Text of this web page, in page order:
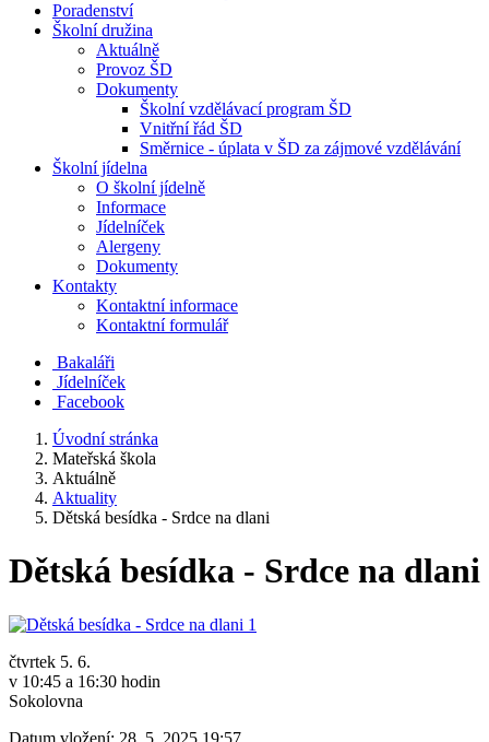
Poradenství
Školní družina
Aktuálně
Provoz ŠD
Dokumenty
Školní vzdělávací program ŠD
Vnitřní řád ŠD
Směrnice - úplata v ŠD za zájmové vzdělávání
Školní jídelna
O školní jídelně
Informace
Jídelníček
Alergeny
Dokumenty
Kontakty
Kontaktní informace
Kontaktní formulář
Bakaláři
Jídelníček
Facebook
Úvodní stránka
Mateřská škola
Aktuálně
Aktuality
Dětská besídka - Srdce na dlani
Dětská besídka - Srdce na dlani
čtvrtek 5. 6.
v 10:45 a 16:30 hodin
Sokolovna
Datum vložení: 28. 5. 2025 19:57